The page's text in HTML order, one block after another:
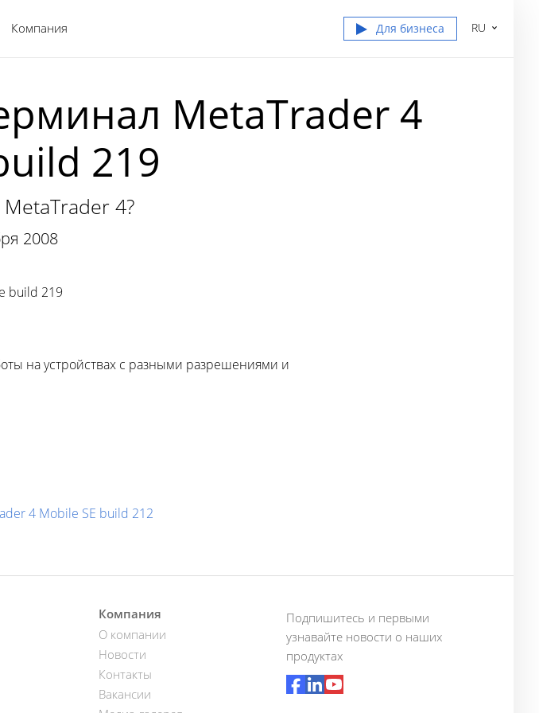
Компания Для бизнеса RU
MetaTrader 4
219
4?
2008
build 219
на устройствах с разными разрешениями и
4 Mobile SE build 212
Компания
О компании
Новости
Контакты
Вакансии
Подпишитесь и первыми
узнавайте новости о наших
продуктах